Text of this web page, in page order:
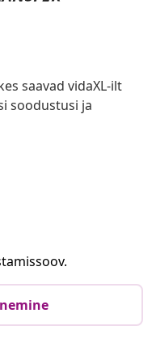
saavad vidaXL-ilt
soodustusi ja